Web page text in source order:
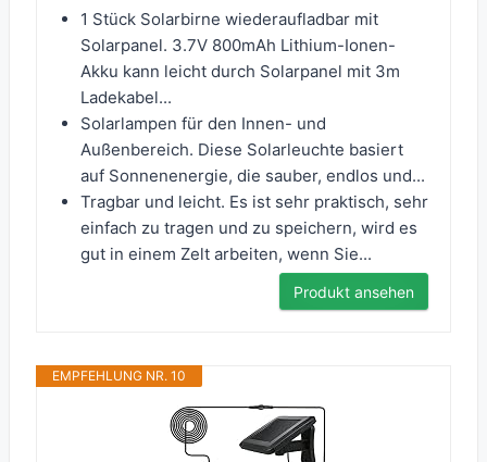
1 Stück Solarbirne wiederaufladbar mit
Solarpanel. 3.7V 800mAh Lithium-Ionen-
Akku kann leicht durch Solarpanel mit 3m
Ladekabel...
Solarlampen für den Innen- und
Außenbereich. Diese Solarleuchte basiert
auf Sonnenenergie, die sauber, endlos und...
Tragbar und leicht. Es ist sehr praktisch, sehr
einfach zu tragen und zu speichern, wird es
gut in einem Zelt arbeiten, wenn Sie...
Produkt ansehen
EMPFEHLUNG NR. 10